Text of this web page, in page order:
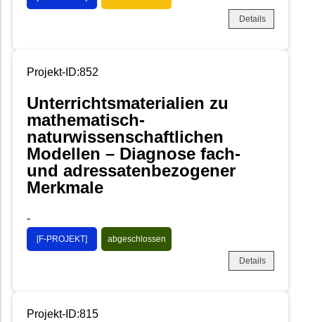
Details
Projekt-ID:852
Unterrichtsmaterialien zu
mathematisch-
naturwissenschaftlichen
Modellen – Diagnose fach-
und adressatenbezogener
Merkmale
-
[F-PROJEKT] abgeschlossen
Details
Projekt-ID:815